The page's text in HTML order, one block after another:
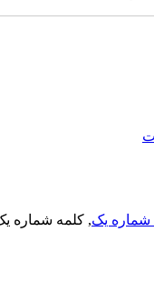
شماره یک, کلمه شماره